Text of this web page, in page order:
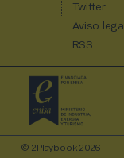
Twitter
Aviso legal
RSS
© 2Playbook 2026